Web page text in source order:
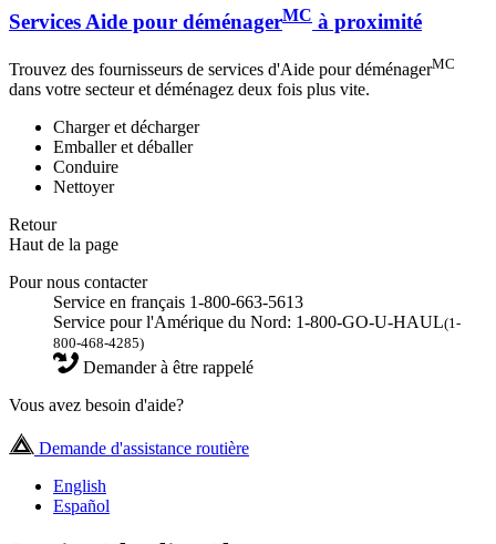
Services Aide pour déménagerMC à proximité
Trouvez des fournisseurs de services d'Aide pour déménagerMC
dans votre secteur et déménagez deux fois plus vite.
Charger et décharger
Emballer et déballer
Conduire
Nettoyer
Retour
Haut de la page
Pour nous contacter
Service en français 1-800-663-5613
Service pour l'Amérique du Nord: 1-800-GO-U-HAUL(1-
800-468-4285)
Demander à être rappelé
Vous avez besoin d'aide?
Demande d'assistance routière
English
Español